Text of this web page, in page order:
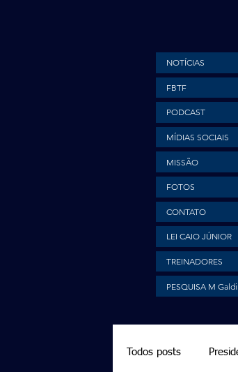
NOTÍCIAS
FBTF
PODCAST
MÍDIAS SOCIAIS
MISSÃO
FOTOS
CONTATO
LEI CAIO JÚNIOR
TREINADORES
PESQUISA M
Todos posts